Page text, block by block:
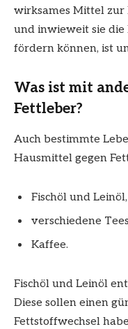
wirksames Mittel zur
und inwieweit sie
fördern können, ist
Was ist mit
Fettleber?
Auch bestimmte
Hausmittel gegen
Fischöl und Leinöl,
verschiedene
Kaffee.
Fischöl und Leinöl
Diese sollen einen
Fettstoffwechsel